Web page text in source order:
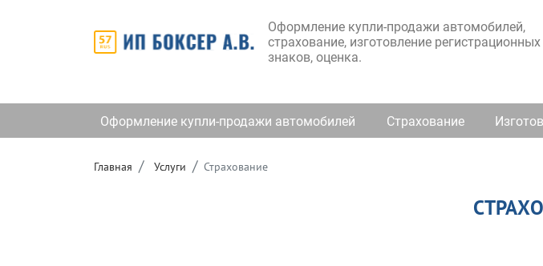
Оформление купли-продажи автомобилей,
страхование, изготовление регистрационных
знаков, оценка.
Оформление купли-продажи автомобилей Страхование
Главная Услуги Страхование